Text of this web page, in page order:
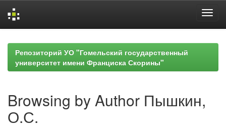
navigationРепозиторий УО "Гомельский государственный
университет имени Франциска Скорины"
Browsing by Author Пышкин,
О.С.